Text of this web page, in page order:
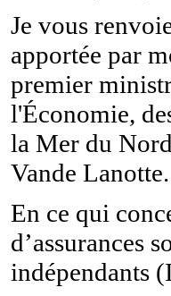
Je vous
apportée par
premier
l'Économie,
la Mer du
Vande Lanotte.
En ce qui
d’assurances
indépendants